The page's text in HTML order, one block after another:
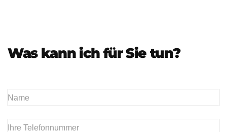
Was kann ich für Sie tun?
Name
Ihre Telefonnummer